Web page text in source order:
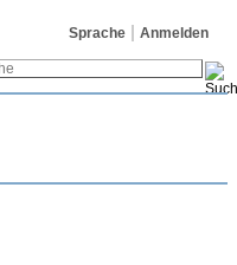
Sprache Anmelden